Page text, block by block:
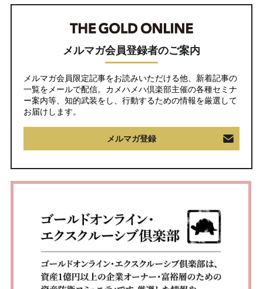
メルマガ会員登録者のご案内
メルマガ会員限定記事をお読みいただける他、新着記事の
一覧をメールで配信。カメハメハ倶楽部主催の各種セミナ
ー案内等、知的武装をし、行動するための情報を厳選して
お届けします。
メルマガ登録